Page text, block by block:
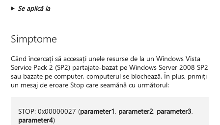
Se aplică la
Simptome
Când încercați să accesați unele resurse de la un Windows Vista
Service Pack 2 (SP2) partajate-bazat pe Windows Server 2008 SP2
sau bazate pe computer, computerul se blochează. În plus, primiți
un mesaj de eroare Stop care seamănă cu următorul:
STOP: 0x00000027 (parameter1, parameter2, parameter3,
parameter4)